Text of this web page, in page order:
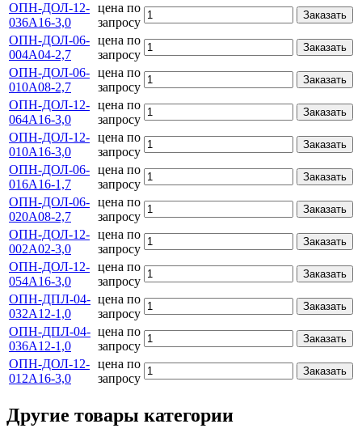
ОПН-ДОЛ-12-
036А16-3,0
цена по
запросу
Заказать
ОПН-ДОЛ-06-
004А04-2,7
цена по
запросу
Заказать
ОПН-ДОЛ-06-
010А08-2,7
цена по
запросу
Заказать
ОПН-ДОЛ-12-
064А16-3,0
цена по
запросу
Заказать
ОПН-ДОЛ-12-
010А16-3,0
цена по
запросу
Заказать
ОПН-ДОЛ-06-
016А16-1,7
цена по
запросу
Заказать
ОПН-ДОЛ-06-
020А08-2,7
цена по
запросу
Заказать
ОПН-ДОЛ-12-
002А02-3,0
цена по
запросу
Заказать
ОПН-ДОЛ-12-
054А16-3,0
цена по
запросу
Заказать
ОПН-ДПЛ-04-
032А12-1,0
цена по
запросу
Заказать
ОПН-ДПЛ-04-
036А12-1,0
цена по
запросу
Заказать
ОПН-ДОЛ-12-
012А16-3,0
цена по
запросу
Заказать
Другие товары категории